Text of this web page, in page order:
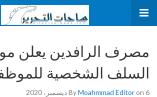
مصرف الرافدين يعلن
السلف الشخصية
ByMoahmmad Editoron 6 ديسمبر، 2020